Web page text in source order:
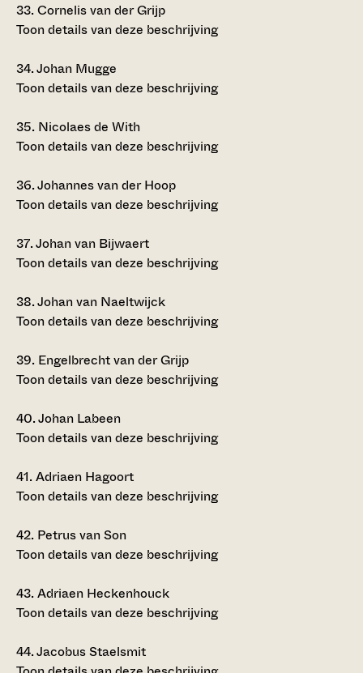
33.Cornelis van der Grijp
Toon details van deze beschrijving
34.Johan Mugge
Toon details van deze beschrijving
35. Nicolaes de With
Toon details van deze beschrijving
36.Johannes van der Hoop
Toon details van deze beschrijving
37.Johan van Bijwaert
Toon details van deze beschrijving
38.Johan van Naeltwijck
Toon details van deze beschrijving
39. Engelbrecht van der Grijp
Toon details van deze beschrijving
40.Johan Labeen
Toon details van deze beschrijving
41.Adriaen Hagoort
Toon details van deze beschrijving
42. Petrus van Son
Toon details van deze beschrijving
43.Adriaen Heckenhouck
Toon details van deze beschrijving
44.Jacobus Staelsmit